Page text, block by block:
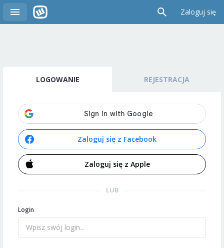
Zaloguj się
LOGOWANIE REJESTRACJA
Zaloguj się z Facebook
Zaloguj się z Apple
LUB
Login